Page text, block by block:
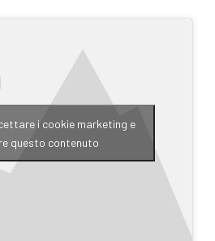
i cookie marketing e
questo contenuto